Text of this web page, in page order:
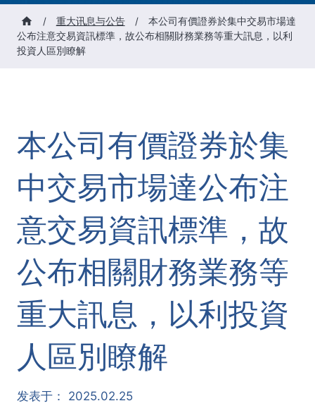
/ 重大讯息与公告 /
本公司有價證券於集中交易市場達
公布注意交易資訊標準，故公布相關財務業務等重大訊息，以利
投資人區別瞭解
本公司有價證券於集
中交易市場達公布注
意交易資訊標準，故
公布相關財務業務等
重大訊息，以利投資
人區別瞭解
发表于： 2025.02.25